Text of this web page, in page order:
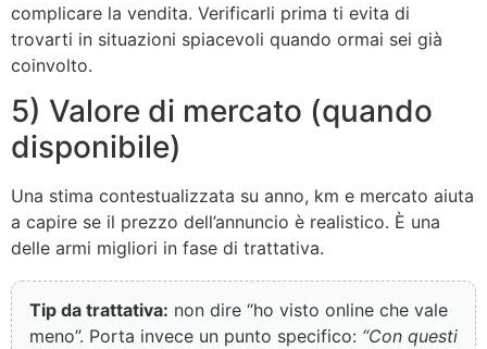
complicare la vendita. Verificarli prima ti evita di
trovarti in situazioni spiacevoli quando ormai sei già
coinvolto.
5) Valore di mercato (quando
disponibile)
Una stima contestualizzata su anno, km e mercato aiuta
a capire se il prezzo dell’annuncio è realistico. È una
delle armi migliori in fase di trattativa.
Tip da trattativa: non dire “ho visto online che vale
meno”. Porta invece un punto specifico: “Con questi